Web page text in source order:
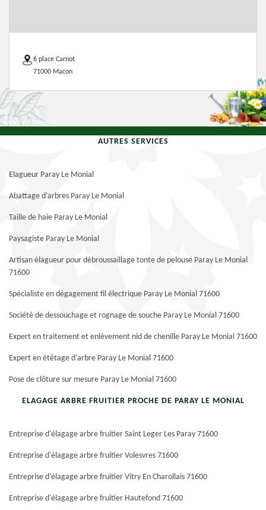
6 place Carnot
71000 Macon
AUTRES SERVICES
Elagueur Paray Le Monial
Abattage d'arbres Paray Le Monial
Taille de haie Paray Le Monial
Paysagiste Paray Le Monial
Artisan élagueur pour débroussaillage tonte de pelouse Paray Le Monial
71600
Spécialiste en dégagement fil électrique Paray Le Monial 71600
Société de dessouchage et rognage de souche Paray Le Monial 71600
Expert en traitement et enlèvement nid de chenille Paray Le Monial 71600
Expert en étêtage d'arbre Paray Le Monial 71600
Pose de clôture sur mesure Paray Le Monial 71600
ELAGAGE ARBRE FRUITIER PROCHE DE PARAY LE MONIAL
Entreprise d'élagage arbre fruitier Saint Leger Les Paray 71600
Entreprise d'élagage arbre fruitier Volesvres 71600
Entreprise d'élagage arbre fruitier Vitry En Charollais 71600
Entreprise d'élagage arbre fruitier Hautefond 71600